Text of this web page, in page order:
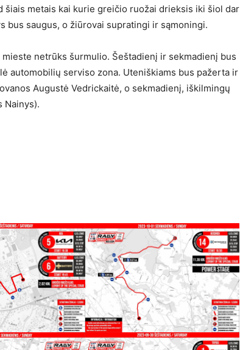
šiais metais kai kurie greičio ruožai drieksis iki šiol dar
bus saugus, o žiūrovai supratingi ir sąmoningi.
netrūks šurmulio. Šeštadienį ir sekmadienį bus
automobilių serviso zona. Uteniškiams bus pažerta ir
Augustė Vedrickaitė, o sekmadienį, iškilmingų
Nainys).